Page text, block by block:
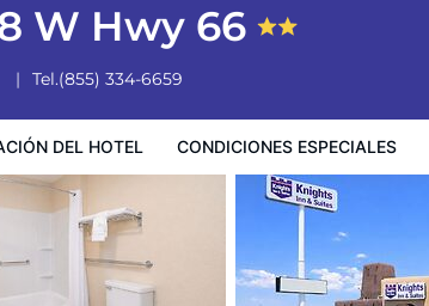
W Hwy 66
Tel.(855) 334-6659
DEL HOTEL CONDICIONES ESPECIALES